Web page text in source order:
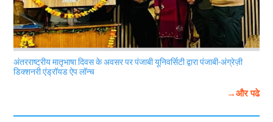
अंतरराष्ट्रीय मातृभाषा दिवस के अवसर पर पंजाबी यूनिवर्सिटी द्वारा पंजाबी-अंग्रेज़ी
डिक्शनरी एंड्रॉयड ऐप लॉन्च
→और पढे